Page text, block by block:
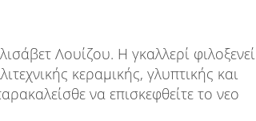
Λουίζου. Η γκαλλερί φιλοξενεί
κεραμικής, γλυπτικής και
να επισκεφθείτε το νεο